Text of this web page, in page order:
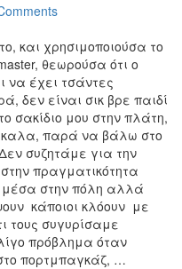
και χρησιμοποιούσα το
θεωρούσα ότι ο
να έχει τσάντες
δεν είναι σικ βρε παιδί
σακίδιο μου στην πλάτη,
παρά να βάλω στο
συζητάμε για την
πραγματικότητα
μέσα στην πόλη αλλά
κάποιοι κλόουν με
τους συγυρίσαμε
πρόβλημα όταν
πορτμπαγκάζ, …